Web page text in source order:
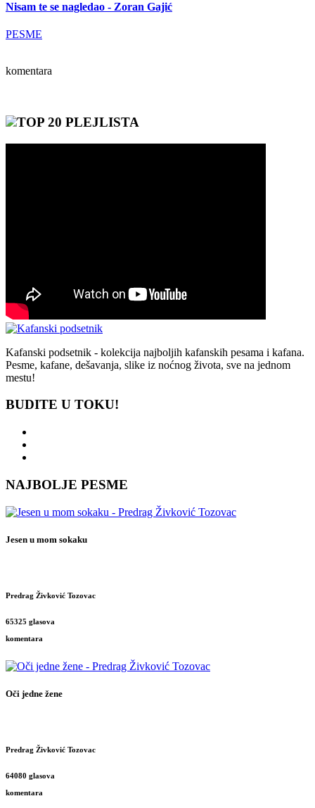
Nisam te se nagledao - Zoran Gajić
PESME
komentara
TOP 20 PLEJLISTA
Kafanski podsetnik - kolekcija najboljih kafanskih pesama i kafana.
Pesme, kafane, dešavanja, slike iz noćnog života, sve na jednom
mestu!
BUDITE U TOKU!
NAJBOLJE PESME
Jesen u mom sokaku
Predrag Živković Tozovac
65325 glasova
komentara
Oči jedne žene
Predrag Živković Tozovac
64080 glasova
komentara